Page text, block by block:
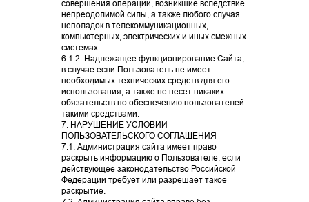
совершения операции, возникшие вследствие
непреодолимой силы, а также любого случая
неполадок в телекоммуникационных,
компьютерных, электрических и иных смежных
системах.
6.1.2. Надлежащее функционирование Сайта,
в случае если Пользователь не имеет
необходимых технических средств для его
использования, а также не несет никаких
обязательств по обеспечению пользователей
такими средствами.
7. НАРУШЕНИЕ УСЛОВИИ
ПОЛЬЗОВАТЕЛЬСКОГО СОГЛАШЕНИЯ
7.1. Администрация сайта имеет право
раскрыть информацию о Пользователе, если
действующее законодательство Российской
Федерации требует или разрешает такое
раскрытие.